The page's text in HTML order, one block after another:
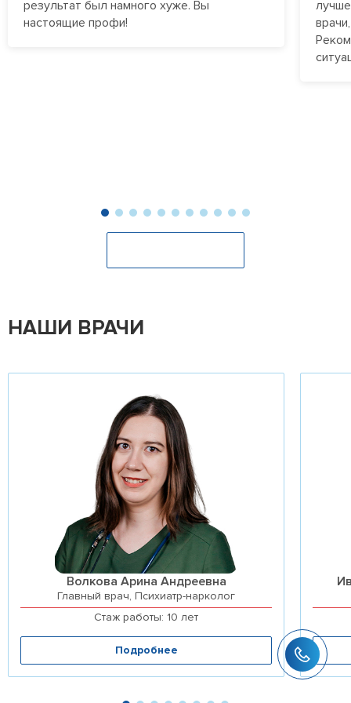
наблюдение и терапию зависимым, которые проходят
лечение в стационаре, а также экстренным пациентам
результат был намного хуже. Вы
настоящие профи!
НАШИ ВРАЧИ
Волкова Арина Андреевна
Главный врач, Психиатр-нарколог
Стаж работы: 10 лет
Подробнее